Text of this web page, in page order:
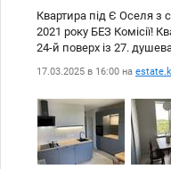
Квартира під Є Оселя з
2021 року БЕЗ Комісії!
24-й поверх із 27.
встановлене резервне
виокремлена
холодильник —
Встановлений
камери
є домофон,
17.03.2025 в 16:00 на